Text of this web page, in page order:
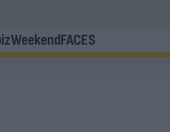
WeekendFACES